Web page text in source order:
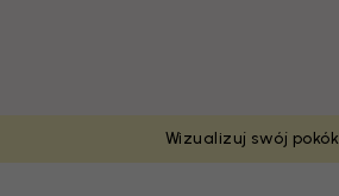
Wizualizuj swój pokók